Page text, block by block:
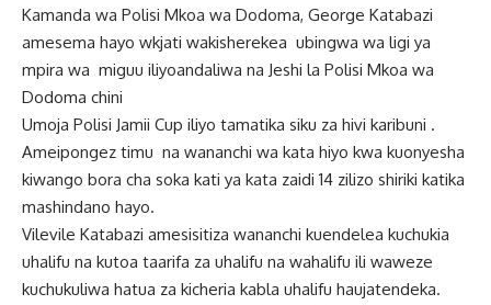
Kamanda wa Polisi Mkoa wa Dodoma, George Katabazi
amesema hayo wkjati wakisherekea ubingwa wa ligi ya
mpira wa miguu iliyoandaliwa na Jeshi la Polisi Mkoa wa
Dodoma chini
Umoja Polisi Jamii Cup iliyo tamatika siku za hivi karibuni .
Ameipongez timu na wananchi wa kata hiyo kwa kuonyesha
kiwango bora cha soka kati ya kata zaidi 14 zilizo shiriki katika
mashindano hayo.
Vilevile Katabazi amesisitiza wananchi kuendelea kuchukia
uhalifu na kutoa taarifa za uhalifu na wahalifu ili waweze
kuchukuliwa hatua za kicheria kabla uhalifu haujatendeka.